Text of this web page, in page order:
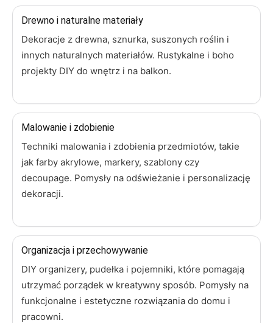
Drewno i naturalne materiały
Dekoracje z drewna, sznurka, suszonych roślin i
innych naturalnych materiałów. Rustykalne i boho
projekty DIY do wnętrz i na balkon.
Malowanie i zdobienie
Techniki malowania i zdobienia przedmiotów, takie
jak farby akrylowe, markery, szablony czy
decoupage. Pomysły na odświeżanie i personalizację
dekoracji.
Organizacja i przechowywanie
DIY organizery, pudełka i pojemniki, które pomagają
utrzymać porządek w kreatywny sposób. Pomysły na
funkcjonalne i estetyczne rozwiązania do domu i
pracowni.